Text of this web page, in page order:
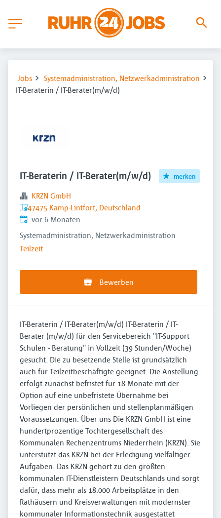
Jobs
Systemadministration, Netzwerkadministration
IT-Beraterin / IT-Berater(m/w/d)
IT-Beraterin / IT-Berater(m/w/d) merken
KRZN GmbH
47475 Kamp-Lintfort, Deutschland
Veröffentlicht:
vor 6 Monaten
Systemadministration, Netzwerkadministration
Teilzeit
Bewerben
IT-Beraterin / IT-Berater(m/w/d) IT-Beraterin / IT-
Berater (m/w/d) für den Servicebereich "IT-Support
Schulen - Beratung" in Vollzeit (39 Stunden/Woche)
gesucht. Die zu besetzende Stelle ist grundsätzlich
auch für Teilzeitbeschäftigte geeignet. Die Anstellung
erfolgt zunächst befristet für 18 Monate mit der
Option auf eine unbefristete Übernahme bei
Vorliegen der persönlichen und stellenplanmäßigen
Voraussetzungen. Über uns Die KRZN GmbH ist eine
hundertprozentige Tochtergesellschaft des
Kommunalen Rechenzentrums Niederrhein (KRZN). Sie
unterstützt das KRZN bei der Erledigung vielfältiger
Aufgaben. Das KRZN gehört zu den größten
kommunalen IT-Dienstleistern Deutschlands und sorgt
dafür, dass mehr als 18.000 Arbeitsplätze in den
Rathäusern und Kreisverwaltungen mit modernster
kommunaler Informationstechnik ausgestattet